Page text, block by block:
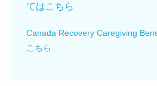
てはこちら
Canada Recovery Caregiving
こちら